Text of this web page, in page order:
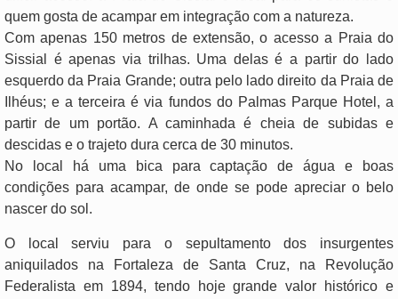
quem gosta de acampar em integração com a natureza.
Com apenas 150 metros de extensão, o acesso a Praia do
Sissial é apenas via trilhas. Uma delas é a partir do lado
esquerdo da Praia Grande; outra pelo lado direito da Praia de
Ilhéus; e a terceira é via fundos do Palmas Parque Hotel, a
partir de um portão. A caminhada é cheia de subidas e
descidas e o trajeto dura cerca de 30 minutos.
No local há uma bica para captação de água e boas
condições para acampar, de onde se pode apreciar o belo
nascer do sol.
O local serviu para o sepultamento dos insurgentes
aniquilados na Fortaleza de Santa Cruz, na Revolução
Federalista em 1894, tendo hoje grande valor histórico e